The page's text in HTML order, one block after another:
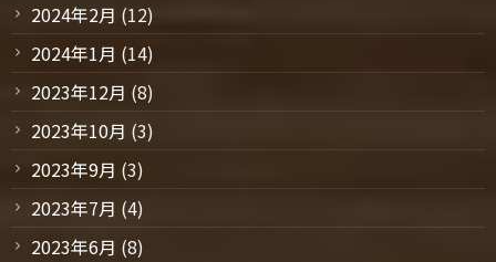
2024年2月 (12)
2024年1月 (14)
2023年12月 (8)
2023年10月 (3)
2023年9月 (3)
2023年7月 (4)
2023年6月 (8)